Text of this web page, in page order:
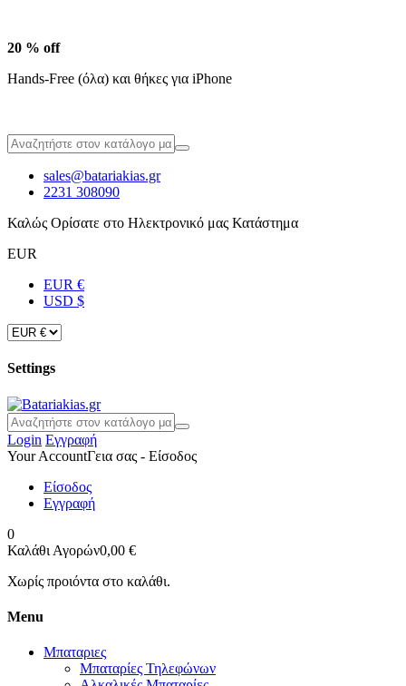
20 % off
Hands-Free (όλα) και θήκες για iPhone
sales@batariakias.gr
2231 308090
Καλώς Ορίσατε στο Ηλεκτρονικό μας Κατάστημα
EUR
EUR €
USD $
Settings
Login Εγγραφή
Your AccountΓεια σας - Είσοδος
Είσοδος
Εγγραφή
0
Καλάθι Αγορών0,00 €
Χωρίς προιόντα στο καλάθι.
Menu
Μπαταριες
Μπαταρίες Τηλεφώνων